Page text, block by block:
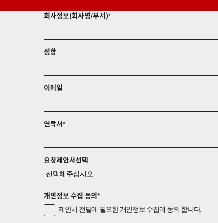
회사정보(회사명/부서)*
성함
이메일
연락처*
요청제안서선택
개인정보 수집 동의*
제안서 전달에 필요한 개인정보 수집에 동의 합니다.